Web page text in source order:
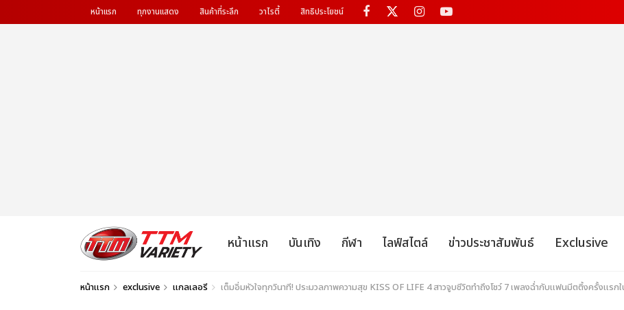
หน้าแรก ทุกงานแสดง สินค้าที่ระลึก วาไรตี้ สิทธิประโยชน์
หน้าแรก บันเทิง กีฬา ไลฟ์สไตล์ ข่าวประชาสัมพันธ์ Exclusive
หน้าแรก exclusive แกลเลอรี เต็มอิ่มหัวใจทุกวินาที! ประมวลภาพความสุข KISS OF LIFE 4 สาวจูบชีวิตทำถึงโชว์ 7 เพลงฉ่ำกับแฟนมีตติ้งครั้งแรก